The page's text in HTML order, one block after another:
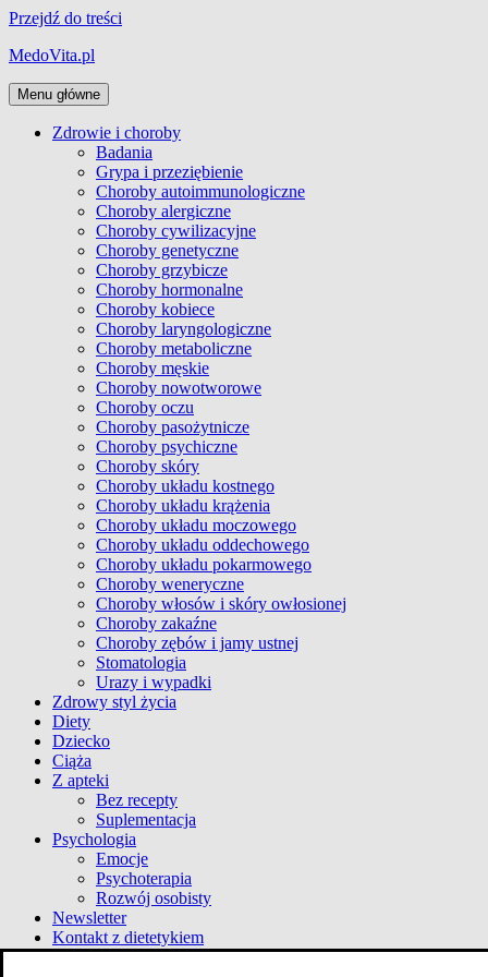
Przejdź do treści
MedoVita.pl
Menu główne
Zdrowie i choroby
Badania
Grypa i przeziębienie
Choroby autoimmunologiczne
Choroby alergiczne
Choroby cywilizacyjne
Choroby genetyczne
Choroby grzybicze
Choroby hormonalne
Choroby kobiece
Choroby laryngologiczne
Choroby metaboliczne
Choroby męskie
Choroby nowotworowe
Choroby oczu
Choroby pasożytnicze
Choroby psychiczne
Choroby skóry
Choroby układu kostnego
Choroby układu krążenia
Choroby układu moczowego
Choroby układu oddechowego
Choroby układu pokarmowego
Choroby weneryczne
Choroby włosów i skóry owłosionej
Choroby zakaźne
Choroby zębów i jamy ustnej
Stomatologia
Urazy i wypadki
Zdrowy styl życia
Diety
Dziecko
Ciąża
Z apteki
Bez recepty
Suplementacja
Psychologia
Emocje
Psychoterapia
Rozwój osobisty
Newsletter
Kontakt z dietetykiem